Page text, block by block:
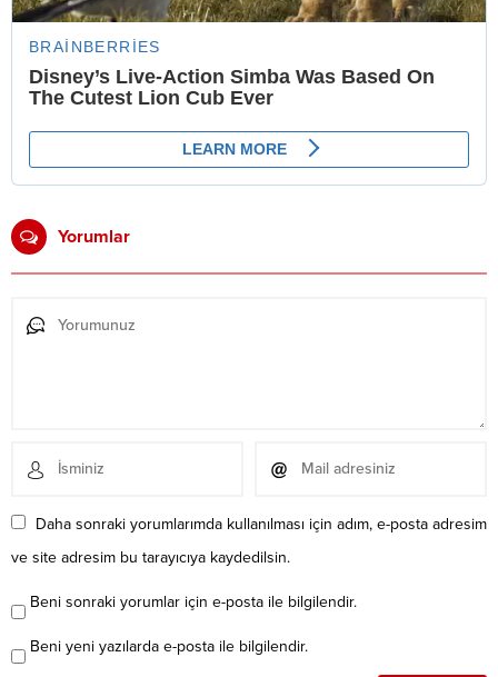
Yorumlar
Daha sonraki yorumlarımda kullanılması için adım, e-posta adresim
ve site adresim bu tarayıcıya kaydedilsin.
Beni sonraki yorumlar için e-posta ile bilgilendir.
Beni yeni yazılarda e-posta ile bilgilendir.